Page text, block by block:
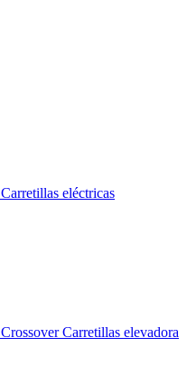
Carretillas eléctricas
Crossover Carretillas elevadora